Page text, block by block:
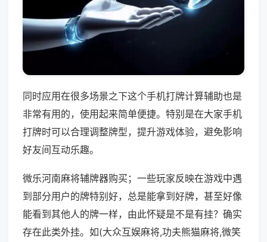
同时应用在很多场景之下这个手机打牌计算辅助也是
非常有用的，使用起来简单便捷。特别是在大家手机
打牌时可以合理调整牌型，提升游戏体验，避免影响
好友间互动乐趣。
微乐河南麻将辅牌器购买；一些玩家反映在游戏中遇
到部分用户的牌特别好，总是能拿到好牌，甚至好像
能看到其他人的牌一样，由此怀疑是不是有挂？确实
存在此类外挂。如(大众互娱麻将,功夫熊猫麻将,微笑